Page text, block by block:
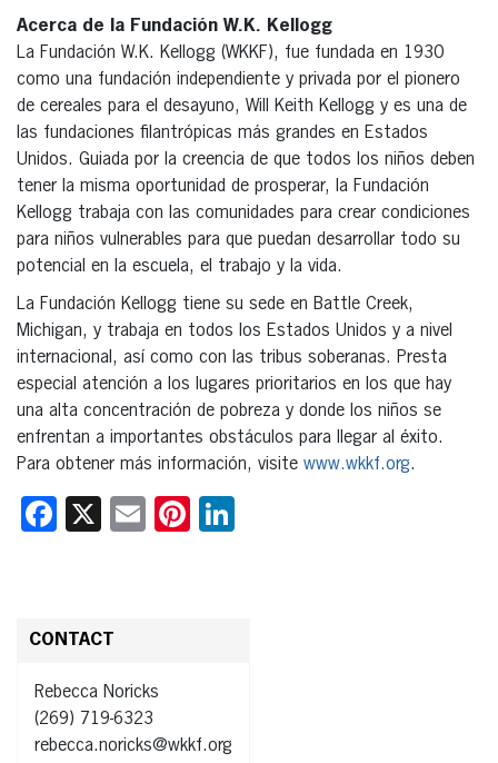
Acerca de la Fundación W.K. Kellogg
La Fundación W.K. Kellogg (WKKF), fue fundada en 1930
como una fundación independiente y privada por el pionero
de cereales para el desayuno, Will Keith Kellogg y es una de
las fundaciones filantrópicas más grandes en Estados
Unidos. Guiada por la creencia de que todos los niños deben
tener la misma oportunidad de prosperar, la Fundación
Kellogg trabaja con las comunidades para crear condiciones
para niños vulnerables para que puedan desarrollar todo su
potencial en la escuela, el trabajo y la vida.
La Fundación Kellogg tiene su sede en Battle Creek,
Michigan, y trabaja en todos los Estados Unidos y a nivel
internacional, así como con las tribus soberanas. Presta
especial atención a los lugares prioritarios en los que hay
una alta concentración de pobreza y donde los niños se
enfrentan a importantes obstáculos para llegar al éxito.
Para obtener más información, visite www.wkkf.org.
Facebook
X EmailPinterest
CONTACT
Rebecca Noricks
(269) 719-6323
rebecca.noricks@wkkf.org